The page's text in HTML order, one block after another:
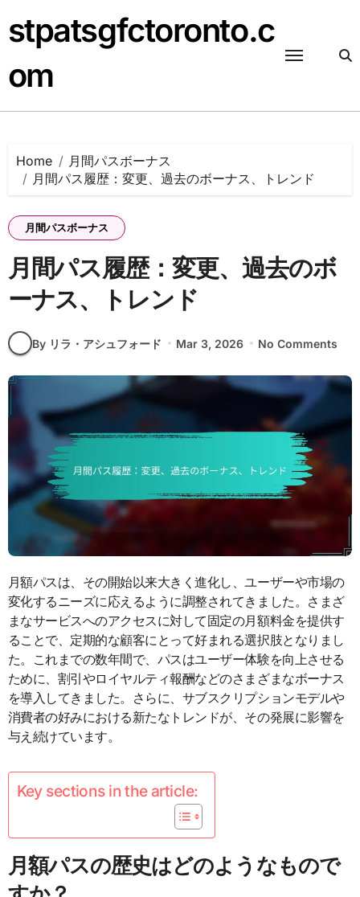
to
content
stpatsgfctoronto.c
om
Home
月間パスボーナス
月間パス履歴：変更、過去のボーナス、トレンド
月間パスボーナス
月間パス履歴：変更、過去のボ
ーナス、トレンド
By リラ・アシュフォード Mar 3, 2026 No Comments
月額パスは、その開始以来大きく進化し、ユーザーや市場の
変化するニーズに応えるように調整されてきました。さまざ
まなサービスへのアクセスに対して固定の月額料金を提供す
ることで、定期的な顧客にとって好まれる選択肢となりまし
た。これまでの数年間で、パスはユーザー体験を向上させる
ために、割引やロイヤルティ報酬などのさまざまなボーナス
を導入してきました。さらに、サブスクリプションモデルや
消費者の好みにおける新たなトレンドが、その発展に影響を
与え続けています。
Key sections in the article:
月額パスの歴史はどのようなもので